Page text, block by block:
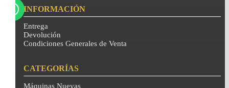
INFORMACIÓN
Entrega
Devolución
Condiciones Generales de Venta
CATEGORÍAS
Máquinas Nuevas